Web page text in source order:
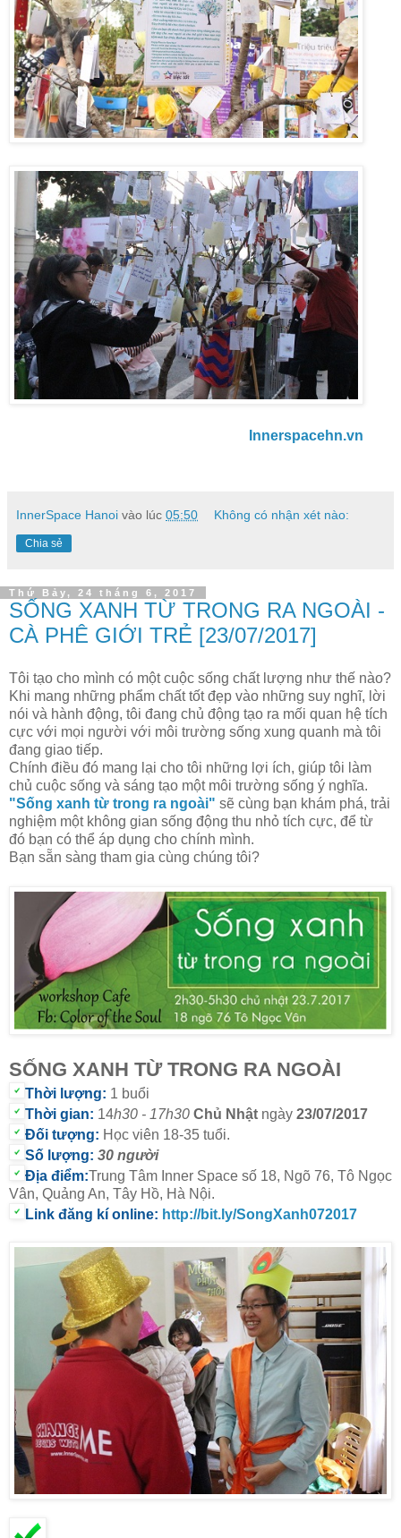
Innerspacehn.vn
InnerSpace Hanoi vào lúc 05:50 Không có nhận xét nào:
Chia sẻ
Thứ Bảy, 24 tháng 6, 2017
SỐNG XANH TỪ TRONG RA NGOÀI -
CÀ PHÊ GIỚI TRẺ [23/07/2017]
Tôi tạo cho mình có một cuộc sống chất lượng như thế nào?
Khi mang những phẩm chất tốt đẹp vào những suy nghĩ, lời
nói và hành động, tôi đang chủ động tạo ra mối quan hệ tích
cực với mọi người với môi trường sống xung quanh mà tôi
đang giao tiếp.
Chính điều đó mang lại cho tôi những lợi ích, giúp tôi làm
chủ cuộc sống và sáng tạo một môi trường sống ý nghĩa.
"Sống xanh từ trong ra ngoài" sẽ cùng bạn khám phá, trải
nghiệm một không gian sống động thu nhỏ tích cực, để từ
đó bạn có thể áp dụng cho chính mình.
Bạn sẵn sàng tham gia cùng chúng tôi?
SỐNG XANH TỪ TRONG RA NGOÀI
Thời lượng: 1 buổi
Thời gian: 14h30 - 17h30 Chủ Nhật ngày 23/07/2017
Đối tượng: Học viên 18-35 tuổi.
Số lượng: 30 người
Địa điểm:Trung Tâm Inner Space số 18, Ngõ 76, Tô Ngọc
Vân, Quảng An, Tây Hồ, Hà Nội.
Link đăng kí online: http://bit.ly/SongXanh072017